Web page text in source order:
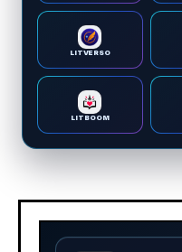
LITVERSO
LITBOOM